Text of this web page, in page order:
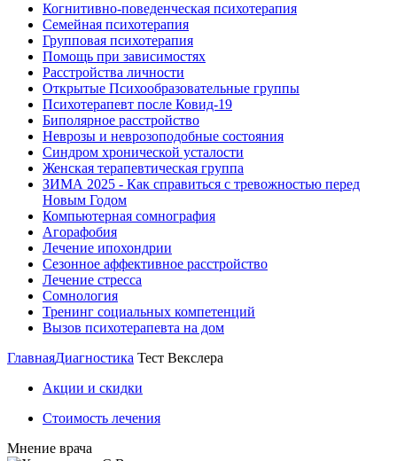
Когнитивно-поведенческая психотерапия
Семейная психотерапия
Групповая психотерапия
Помощь при зависимостях
Расстройства личности
Открытые Психообразовательные группы
Психотерапевт после Ковид-19
Биполярное расстройство
Неврозы и неврозоподобные состояния
Синдром хронической усталости
Женская терапевтическая группа
ЗИМА 2025 - Как справиться с тревожностью перед
Новым Годом
Компьютерная сомнография
Агорафобия
Лечение ипохондрии
Сезонное аффективное расстройство
Лечение стресса
Сомнология
Тренинг социальных компетенций
Вызов психотерапевта на дом
ГлавнаяДиагностика Тест Векслера
Акции и скидки
Стоимость лечения
Мнение врача